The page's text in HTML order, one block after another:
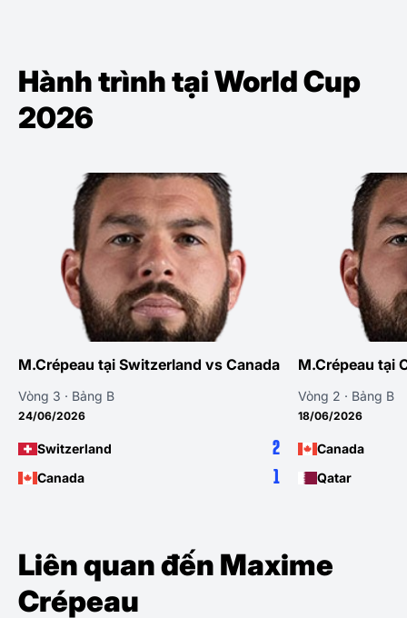
Hành trình tại World Cup
2026
M.Crépeau tại Switzerland vs Canada
Vòng 3 · Bảng B
24/06/2026
Switzerland 2
Canada 1
M.Crépeau tại
Vòng 2 · Bảng B
18/06/2026
Canada
Qatar
Liên quan đến Maxime
Crépeau